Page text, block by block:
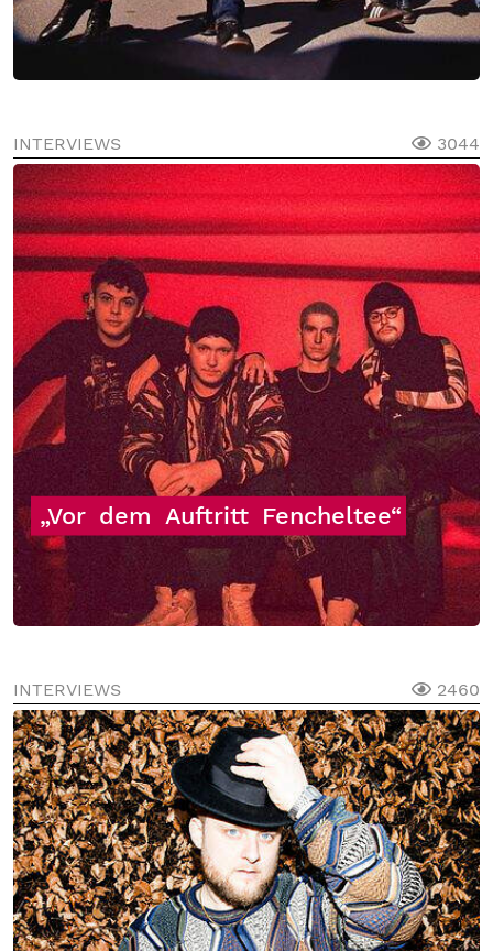
INTERVIEWS 3044
„Vor dem Auftritt Fencheltee“
INTERVIEWS 2460